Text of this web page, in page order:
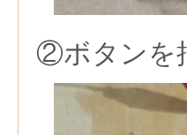
②ボタンを